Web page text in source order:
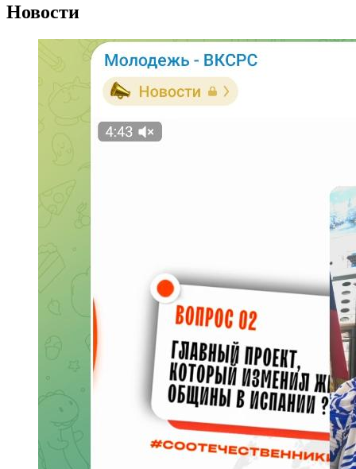
Новости